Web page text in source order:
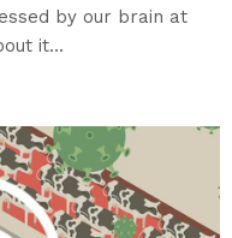
by our brain at
it...